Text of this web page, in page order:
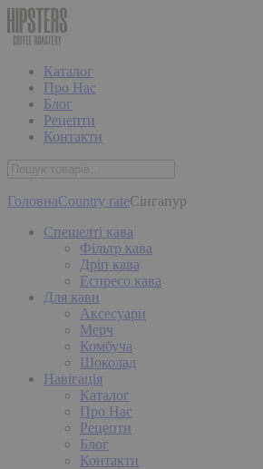
Каталог
Про Нас
Блог
Рецепти
Контакти
ГоловнаCountry rateСінгапур
Спешелті кава
Фільтр кава
Дріп кава
Еспресо кава
Для кави
Аксесуари
Мерч
Комбуча
Шоколад
Навігація
Каталог
Про Нас
Рецепти
Блог
Контакти